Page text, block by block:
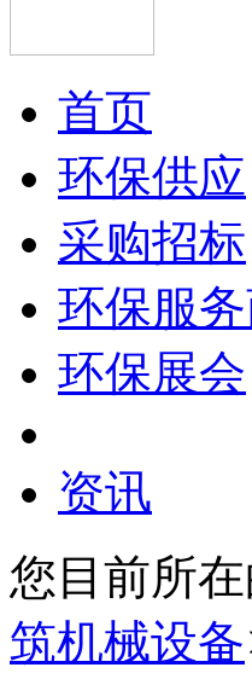
首页
环保供应
采购招标
环保服
环保展会
资讯
您目前所在
筑机械设备